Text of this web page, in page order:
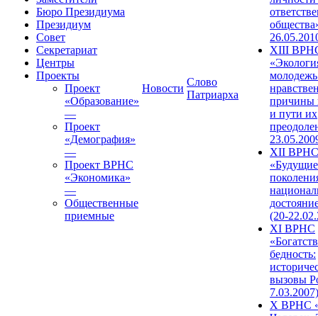
Бюро Президиума
Президиум
Совет
Секретариат
Центры
Проекты
Проект
«Образование»
—
Проект
«Демография»
—
Проект ВРНС
«Экономика»
—
Общественные
приемные
Новости
Слово
Патриарха
XIII
причины
и пути их
XII ВРНС
«Будущие
(20-
XI ВРНС
бедность:
вызовы
7.03.2007)
X ВРНС